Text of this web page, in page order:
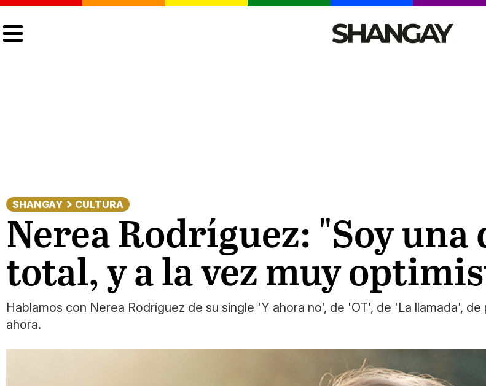
SHANGAY CULTURA
Nerea Rodríguez: "Soy una
total, y a la vez muy
Hablamos con Nerea Rodríguez de su single 'Y ahora no', de 'OT', de 'La llamada',
ahora.